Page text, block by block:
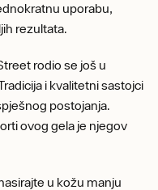
uporabu,
rezultata.
rodio se još u
i kvalitetni sastojci
postojanja.
ovog gela je njegov
u kožu manju